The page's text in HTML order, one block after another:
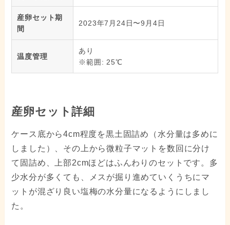
産卵セット期
間
2023年7月24日〜9月4日
温度管理
あり
※範囲: 25℃
産卵セット詳細
ケース底から4cm程度を黒土固詰め（水分量は多めに
しました）、その上から微粒子マットを数回に分け
て固詰め、上部2cmほどはふんわりのセットです。多
少水分が多くても、メスが掘り進めていくうちにマ
ットが混ざり良い塩梅の水分量になるようにしまし
た。